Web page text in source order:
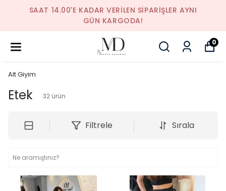
SAAT 14.00'E KADAR VERILEN SIPARIŞLER AYNI
GÜN KARGODA!
0
Alt Giyim
Etek 32 ürün
Filtrele Sırala